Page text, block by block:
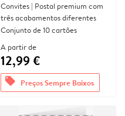
Convites | Postal premium com
três acabamentos diferentes
Conjunto de 10 cartões
A partir de
12,99 €
offers Preços Sempre Baixos